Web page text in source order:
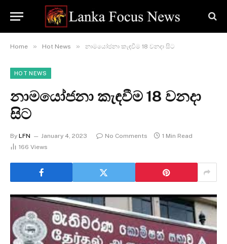
Home » Hot News » නාමයෝජනා කැඳවීම 18 වනදා සිට
HOT NEWS
නාමයෝජනා කැඳවීම 18 වනදා
සිට
By LFN January 4, 2023 No Comments
1 Min Read
166 Views